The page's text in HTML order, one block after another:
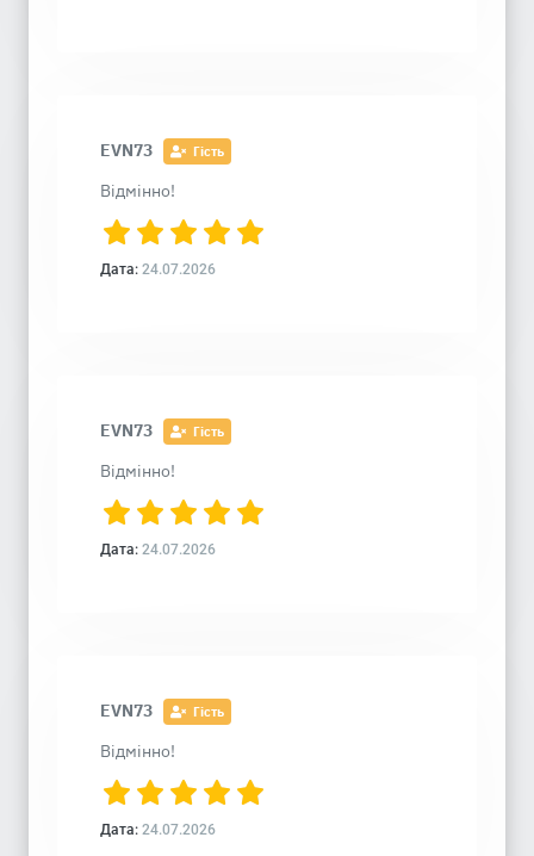
EVN73 Гість
Відмінно!
Дата: 24.07.2026
EVN73 Гість
Відмінно!
Дата: 24.07.2026
EVN73 Гість
Відмінно!
Дата: 24.07.2026